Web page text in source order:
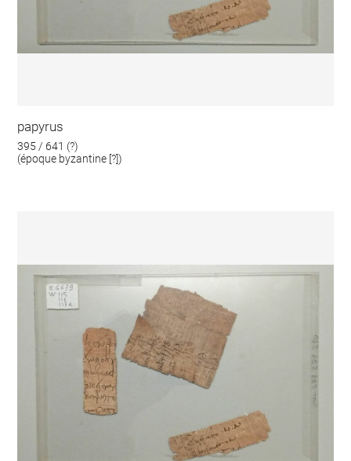
papyrus
395 / 641 (?)
(époque byzantine [?])